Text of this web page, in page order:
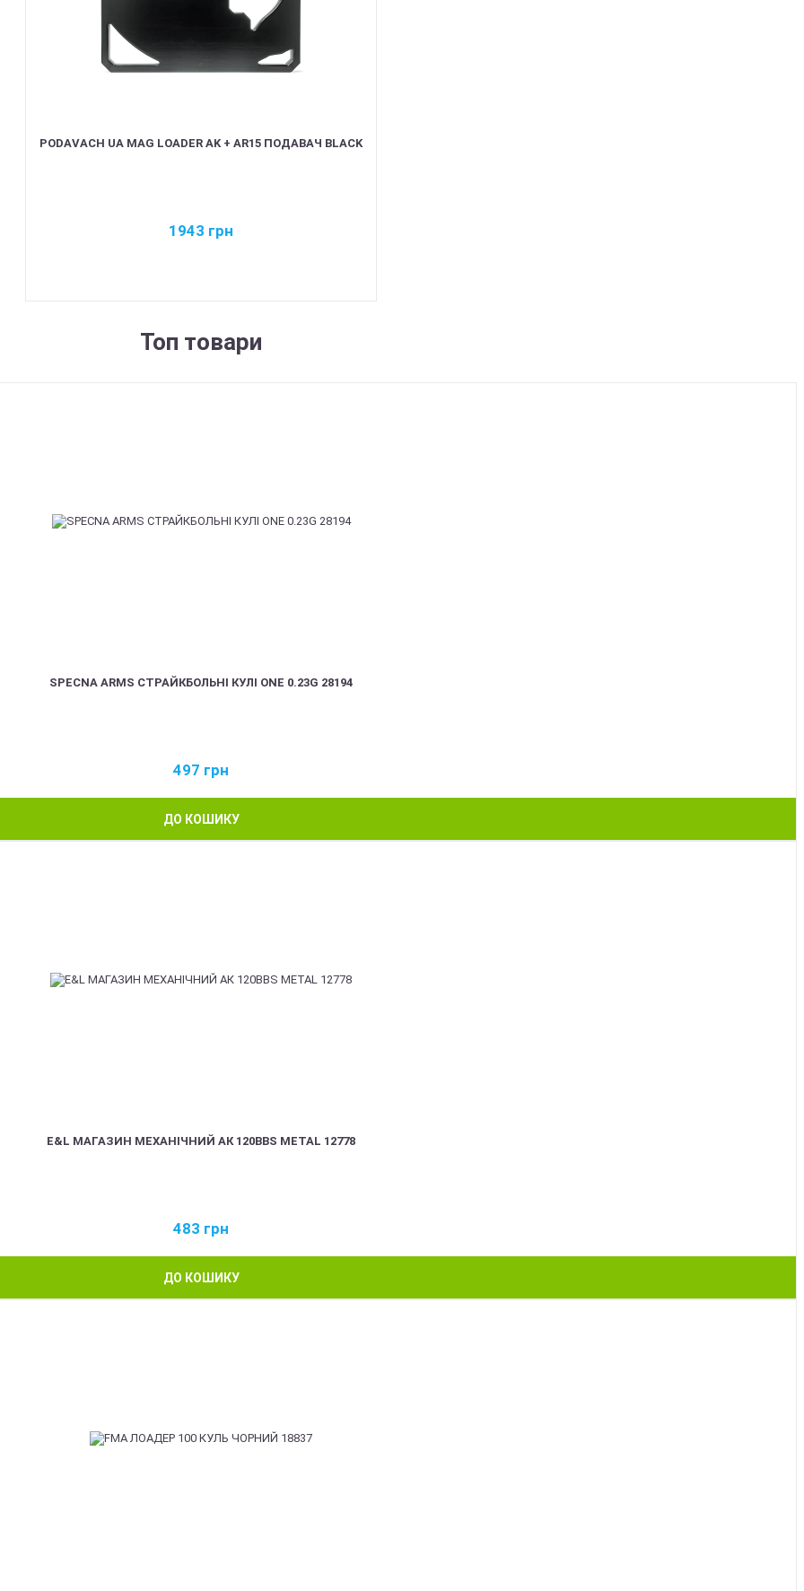
PODAVACH UA MAG LOADER AK + AR15 ПОДАВАЧ BLACK
1943 грн
Топ товари
SPECNA ARMS СТРАЙКБОЛЬНІ КУЛІ ONE 0.23G 28194
497 грн
ДО КОШИКУ
E&L МАГАЗИН МЕХАНІЧНИЙ АК 120BBS METAL 12778
483 грн
ДО КОШИКУ